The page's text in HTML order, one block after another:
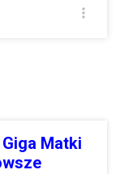
Matki